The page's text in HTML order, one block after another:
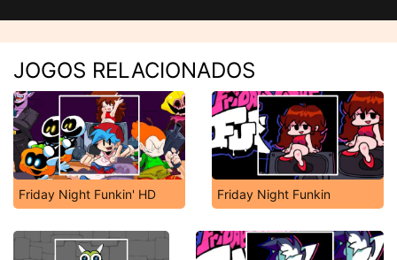
JOGOS RELACIONADOS
Friday Night Funkin' HD Friday Night Funkin